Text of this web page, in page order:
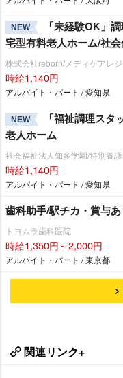
NEW
「未経験OK」
宅型有料老人ホーム/社
株式会社reborn/メディケアレ
時給1,140円
アルバイト・パート / 愛知県
NEW
「福祉調理ス
老人ホーム
社会福祉法人知多学園/特別養
時給1,140円
アルバイト・パート / 愛知県
歯科助手/駅チカ・賞与あ
トヨムラ歯科医院
時給1,350円～2,000円
アルバイト・パート / 東京都
関連リンク+